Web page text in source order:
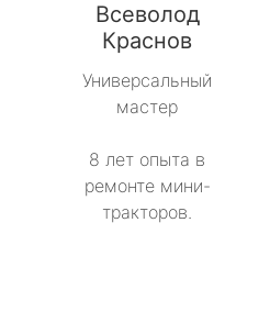
Всеволод
Краснов
Универсальный
мастер
8 лет опыта в
ремонте мини-
тракторов.